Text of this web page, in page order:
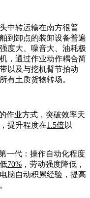
中转运输在南方很普
到卸点的装卸设备普遍
度大、噪音大、油耗极
，通过作业动作耦合简
以及与挖机臂节拍动
有土质货物转场。
作业方式，突破效率天
提升程度在1.5倍以
代：操作自动化程度
70% ，劳动强度降低，
脑自动积累经验，提高